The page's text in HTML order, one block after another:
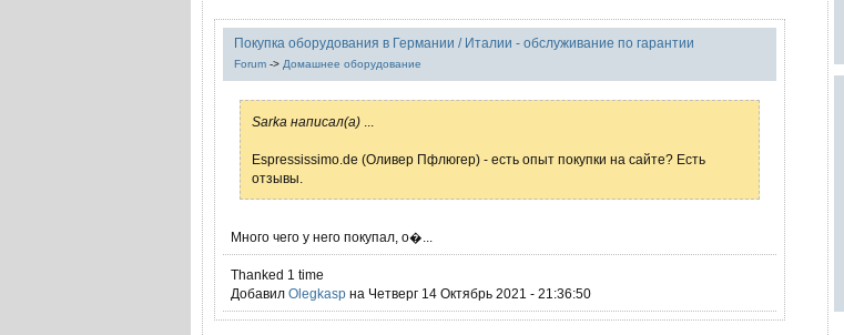
Покупка оборудования в Германии / Италии - обслуживание по гарантии
Forum -> Домашнее оборудование
Sarka написал(а)
Espressissimo.de (Оливер Пфлюгер) - есть опыт покупки на сайте? Есть
отзывы.
Много чего у него покупал, о�...
Thanked 1 time
Добавил Olegkasp на Четверг 14 Октябрь 2021 - 21:36:50